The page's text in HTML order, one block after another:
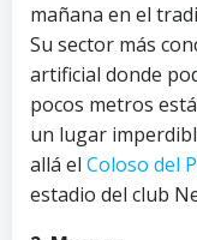
mañana en el
Su sector más
artificial donde
pocos metros
un lugar
allá el Coloso del
estadio del club